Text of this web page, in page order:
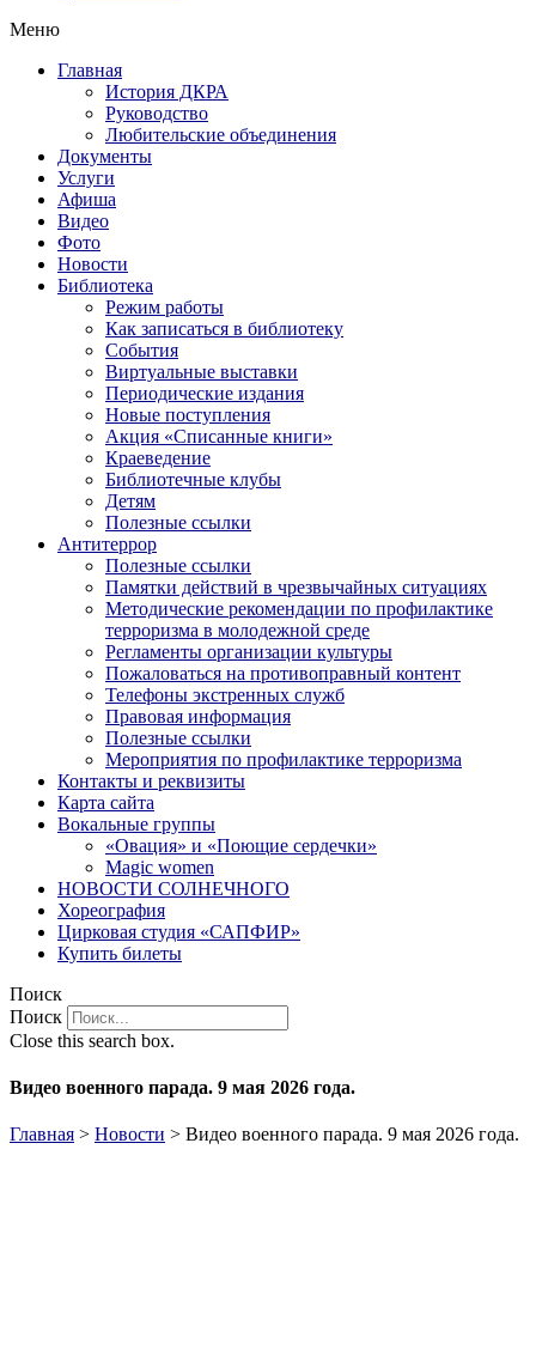
Меню
Главная
История ДКРА
Руководство
Любительские объединения
Документы
Услуги
Афиша
Видео
Фото
Новости
Библиотека
Режим работы
Как записаться в библиотеку
События
Виртуальные выставки
Периодические издания
Новые поступления
Акция «Списанные книги»
Краеведение
Библиотечные клубы
Детям
Полезные ссылки
Антитеррор
Полезные ссылки
Памятки действий в чрезвычайных ситуациях
Методические рекомендации по профилактике
терроризма в молодежной среде
Регламенты организации культуры
Пожаловаться на противоправный контент
Телефоны экстренных служб
Правовая информация
Полезные ссылки
Мероприятия по профилактике терроризма
Контакты и реквизиты
Карта сайта
Вокальные группы
«Овация» и «Поющие сердечки»
Magic women
НОВОСТИ СОЛНЕЧНОГО
Хореография
Цирковая студия «САПФИР»
Купить билеты
Поиск
Поиск
Close this search box.
Видео военного парада. 9 мая 2026 года.
Главная > Новости > Видео военного парада. 9 мая 2026 года.